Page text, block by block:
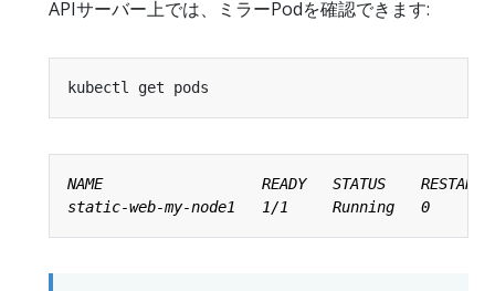
APIサーバー上では、ミラーPodを確認できます: